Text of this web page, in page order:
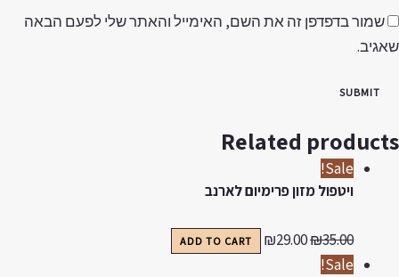
שמור בדפדפן זה את השם, האימייל והאתר שלי לפעם הבאה
Related
Sale!
ויטפול מזון פרימיום לארנב
₪35.00
₪29.00
ADD TO CART
Sale!